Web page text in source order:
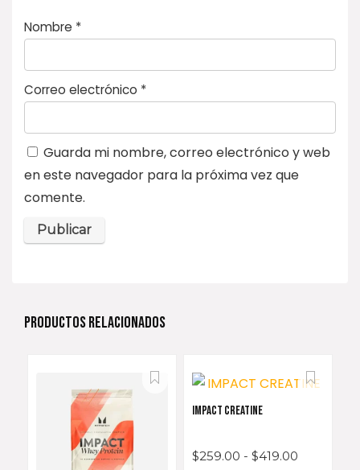
Nombre *
Correo electrónico *
Guarda mi nombre, correo electrónico y web
en este navegador para la próxima vez que
comente.
PRODUCTOS RELACIONADOS
IMPACT CREATINE
$259.00 - $419.00